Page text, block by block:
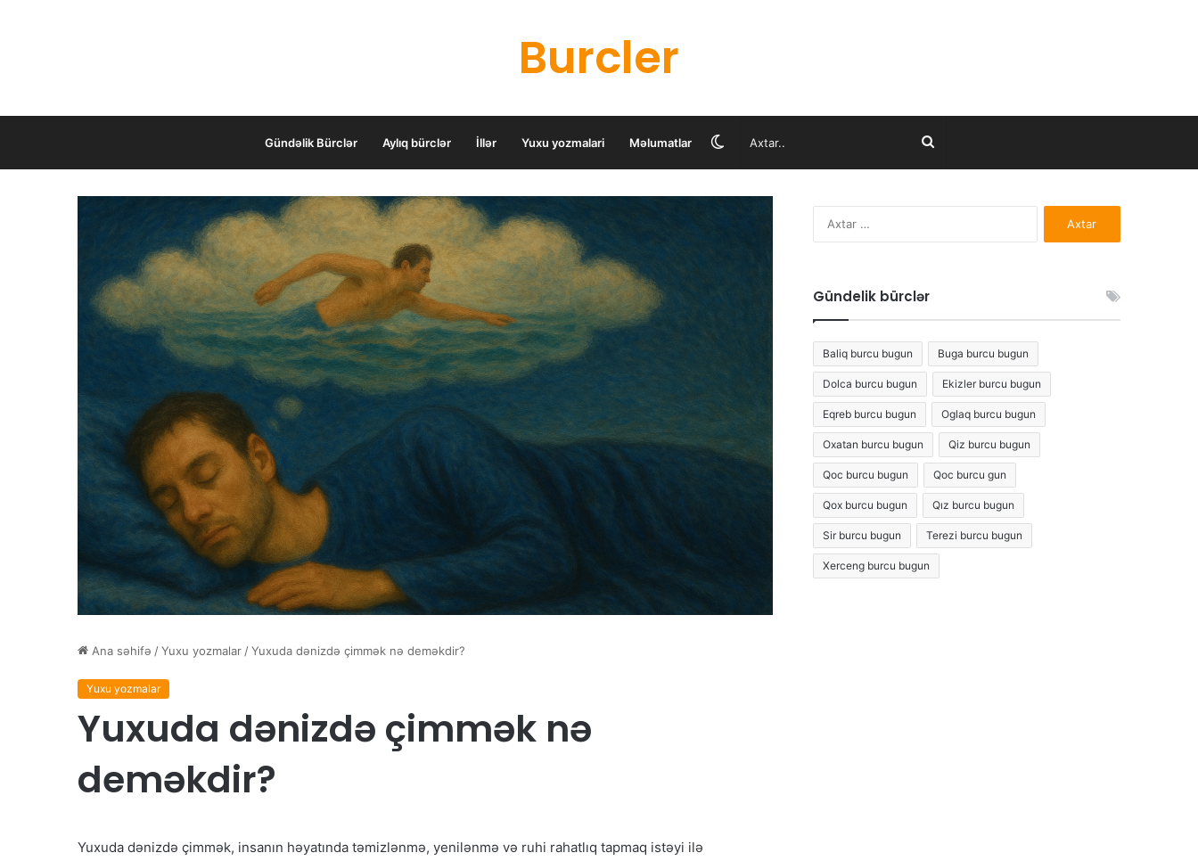
Burcler
Gündəlik Bürclər Aylıq bürclər İllər Yuxu yozmalari Məlumatlar Axtar..
Switch
skin
Ana səhifə /Yuxu yozmalar /Yuxuda dənizdə çimmək nə deməkdir?
Yuxu yozmalar
Yuxuda dənizdə çimmək nə
deməkdir?
Yuxuda dənizdə çimmək, insanın həyatında təmizlənmə, yenilənmə və ruhi rahatlıq tapmaq istəyi ilə
Gündelik bürclər
Baliq burcu bugun Buga burcu bugun
Dolca burcu bugun Ekizler burcu bugun
Eqreb burcu bugun Oglaq burcu bugun
Oxatan burcu bugun Qiz burcu bugun
Qoc burcu bugun Qoc burcu gun
Qox burcu bugun Qız burcu bugun
Sir burcu bugun Terezi burcu bugun
Xerceng burcu bugun